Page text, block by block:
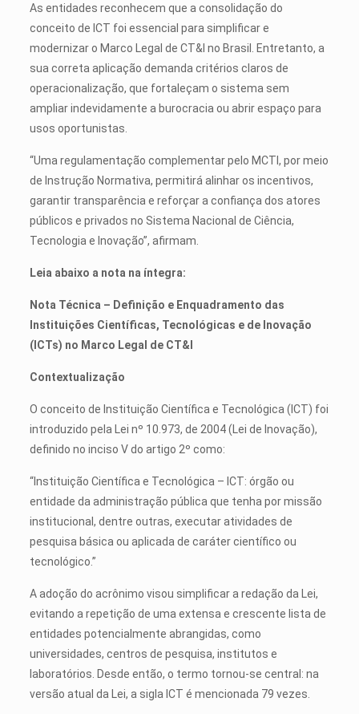
As entidades reconhecem que a consolidação do
conceito de ICT foi essencial para simplificar e
modernizar o Marco Legal de CT&I no Brasil. Entretanto, a
sua correta aplicação demanda critérios claros de
operacionalização, que fortaleçam o sistema sem
ampliar indevidamente a burocracia ou abrir espaço para
usos oportunistas.
“Uma regulamentação complementar pelo MCTI, por meio
de Instrução Normativa, permitirá alinhar os incentivos,
garantir transparência e reforçar a confiança dos atores
públicos e privados no Sistema Nacional de Ciência,
Tecnologia e Inovação”, afirmam.
Leia abaixo a nota na íntegra:
Nota Técnica – Definição e Enquadramento das
Instituições Científicas, Tecnológicas e de Inovação
(ICTs) no Marco Legal de CT&I
Contextualização
O conceito de Instituição Científica e Tecnológica (ICT) foi
introduzido pela Lei nº 10.973, de 2004 (Lei de Inovação),
definido no inciso V do artigo 2º como:
“Instituição Científica e Tecnológica – ICT: órgão ou
entidade da administração pública que tenha por missão
institucional, dentre outras, executar atividades de
pesquisa básica ou aplicada de caráter científico ou
tecnológico.”
A adoção do acrônimo visou simplificar a redação da Lei,
evitando a repetição de uma extensa e crescente lista de
entidades potencialmente abrangidas, como
universidades, centros de pesquisa, institutos e
laboratórios. Desde então, o termo tornou-se central: na
versão atual da Lei, a sigla ICT é mencionada 79 vezes.